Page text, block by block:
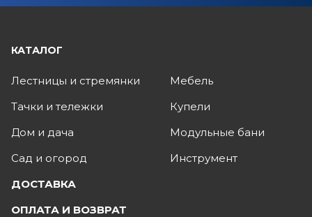
КАТАЛОГ
Лестницы и стремянки
Тачки и тележки
Дом и дача
Сад и огород
Мебель
Купели
Модульные бани
Инструмент
ДОСТАВКА
ОПЛАТА И ВОЗВРАТ